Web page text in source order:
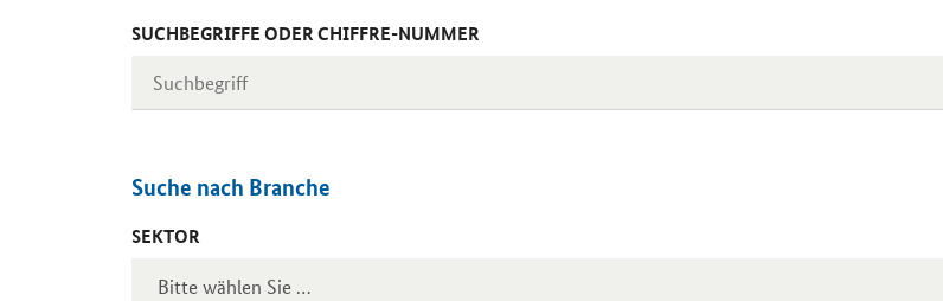
SUCHBEGRIFFE ODER CHIFFRE-NUMMER
Suche nach Branche
SEKTOR